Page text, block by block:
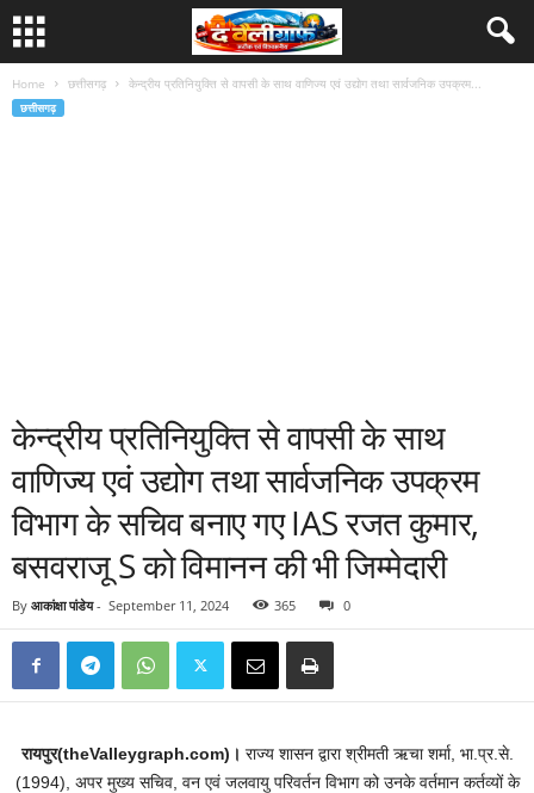
Home छत्तीसगढ़ केन्द्रीय प्रतिनियुक्ति से वापसी के साथ वाणिज्य एवं उद्योग तथा सार्वजनिक उपक्रम...
छत्तीसगढ़
केन्द्रीय प्रतिनियुक्ति से वापसी के साथ
वाणिज्य एवं उद्योग तथा सार्वजनिक उपक्रम
विभाग के सचिव बनाए गए IAS रजत कुमार,
बसवराजू S को विमानन की भी जिम्मेदारी
By आकांक्षा पांडेय- September 11, 2024 365 0
रायपुर(theValleygraph.com)। राज्य शासन द्वारा श्रीमती ऋचा शर्मा, भा.प्र.से.
(1994), अपर मुख्य सचिव, वन एवं जलवायु परिवर्तन विभाग को उनके वर्तमान कर्तव्यों के